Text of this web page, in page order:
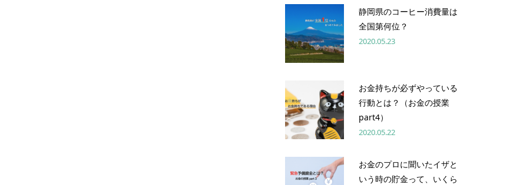
静岡県のコーヒー消費量は
全国第何位？
2020.05.23
お金持ちが必ずやっている
行動とは？（お金の授業
part4）
2020.05.22
お金のプロに聞いたイザと
いう時の貯金って、いくら